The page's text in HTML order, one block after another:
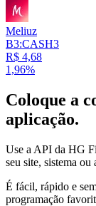
Meliuz
B3:CASH3
R$ 4,68
1,96%
Coloque a
aplicação.
Use a API da HG
seu site, sistema ou
É fácil, rápido e
programação